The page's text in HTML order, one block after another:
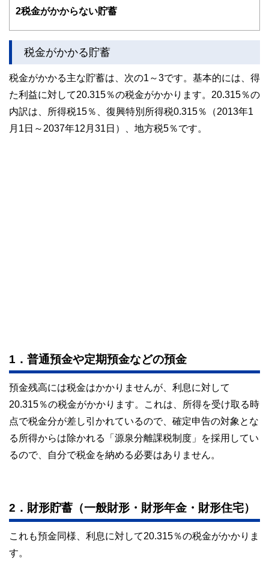
2税金がかからない貯蓄
税金がかかる貯蓄
税金がかかる主な貯蓄は、次の1～3です。基本的には、得
た利益に対して20.315％の税金がかかります。20.315％の
内訳は、所得税15％、復興特別所得税0.315％（2013年1
月1日～2037年12月31日）、地方税5％です。
1．普通預金や定期預金などの預金
預金残高には税金はかかりませんが、利息に対して
20.315％の税金がかかります。これは、所得を受け取る時
点で税金分が差し引かれているので、確定申告の対象とな
る所得からは除かれる「源泉分離課税制度」を採用してい
るので、自分で税金を納める必要はありません。
2．財形貯蓄（一般財形・財形年金・財形住宅）
これも預金同様、利息に対して20.315％の税金がかかりま
す。